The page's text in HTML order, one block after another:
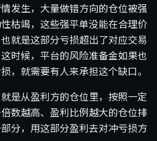
发生，大量做错方向的仓位被强
枯竭，这些强平单没能在合理价
就是这部分亏损超出了对应交易
时候，平台的风险准备金如果也
，就需要有人来承担这个缺口。
是从盈利方的仓位里，按照一定
数越高、盈利比例越大的仓位排
分，用这部分盈利去对冲亏损方